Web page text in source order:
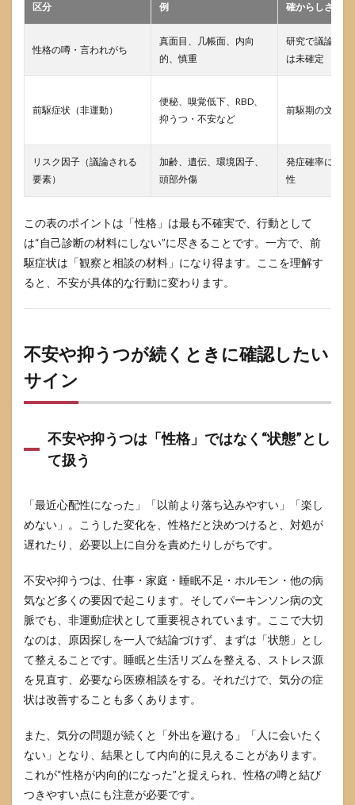
する
い
どこ
です
か
まと
性格
より
「具
体的
がか
り
に、
安心
でき
動へ
11
た情
報源
区分 例 確からしさの扱
性格の噂・言われがち
真面目、几帳面、内向
的、慎重
研究で議論は
は未確定
前駆症状（非運動）
便秘、嗅覚低下、RBD、
抑うつ・不安など
前駆期の文脈
リスク因子（議論される
要素）
加齢、遺伝、環境因子、
頭部外傷
発症確率に関
性
この表のポイントは「性格」は最も不確実で、行動として
は“自己診断の材料にしない”に尽きることです。一方で、前
駆症状は「観察と相談の材料」になり得ます。ここを理解す
ると、不安が具体的な行動に変わります。
不安や抑うつが続くときに確認したい
サイン
不安や抑うつは「性格」ではなく“状態”とし
て扱う
「最近心配性になった」「以前より落ち込みやすい」「楽し
めない」。こうした変化を、性格だと決めつけると、対処が
遅れたり、必要以上に自分を責めたりしがちです。
不安や抑うつは、仕事・家庭・睡眠不足・ホルモン・他の病
気など多くの要因で起こります。そしてパーキンソン病の文
脈でも、非運動症状として重要視されています。ここで大切
なのは、原因探しを一人で結論づけず、まずは「状態」とし
て整えることです。睡眠と生活リズムを整える、ストレス源
を見直す、必要なら医療相談をする。それだけで、気分の症
状は改善することも多くあります。
また、気分の問題が続くと「外出を避ける」「人に会いたく
ない」となり、結果として内向的に見えることがあります。
これが“性格が内向的になった”と捉えられ、性格の噂と結び
つきやすい点にも注意が必要です。